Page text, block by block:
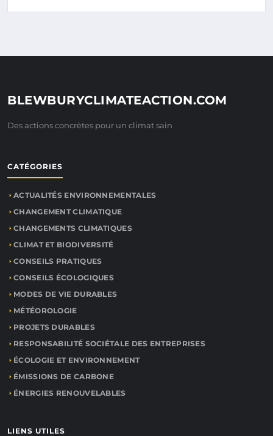
BLEWBURYCLIMATEACTION.COM
Des actions concrètes pour un climat sain
CATÉGORIES
ACTUALITÉS ENVIRONNEMENTALES
CHANGEMENT CLIMATIQUE
CHANGEMENTS CLIMATIQUES
CLIMAT ET BIODIVERSITÉ
CONSEILS PRATIQUES
CONSEILS ÉCOLOGIQUES
MODES DE VIE DURABLES
MÉTÉOROLOGIE
PROJETS DURABLES
RESPONSABILITÉ SOCIÉTALE DES ENTREPRISES
ÉCOLOGIE ET ENVIRONNEMENT
ÉMISSIONS DE CARBONE
ÉNERGIES RENOUVELABLES
LIENS UTILES